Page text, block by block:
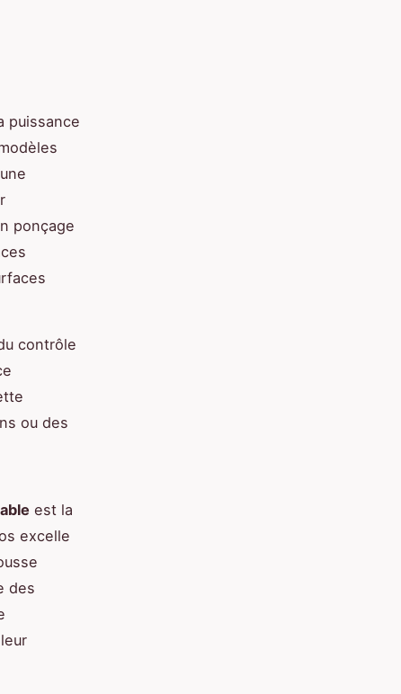
puissance
ponçage
contrôle
ou des
est la
excelle
des